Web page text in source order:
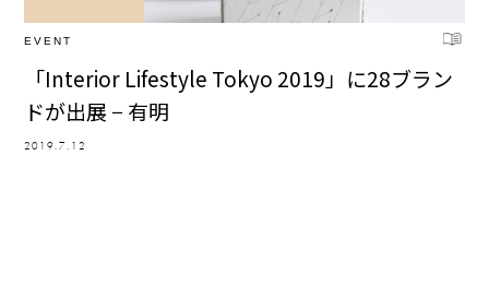
EVENT
「Interior Lifestyle Tokyo 2019」に28ブラン
ドが出展 − 有明
2019.7.12